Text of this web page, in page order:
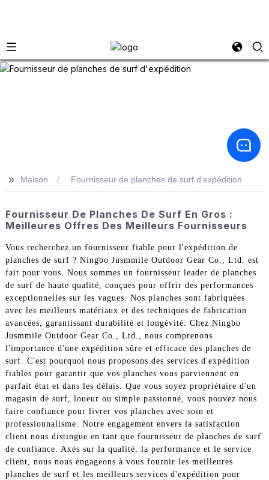
>> Maison Fournisseur de planches de surf d'expédition
Fournisseur De Planches De Surf En Gros :
Meilleures Offres Des Meilleurs Fournisseurs
Vous recherchez un fournisseur fiable pour l'expédition de
planches de surf ? Ningbo Jusmmile Outdoor Gear Co., Ltd. est
fait pour vous. Nous sommes un fournisseur leader de planches
de surf de haute qualité, conçues pour offrir des performances
exceptionnelles sur les vagues. Nos planches sont fabriquées
avec les meilleurs matériaux et des techniques de fabrication
avancées, garantissant durabilité et longévité. Chez Ningbo
Jusmmile Outdoor Gear Co., Ltd., nous comprenons
l'importance d'une expédition sûre et efficace des planches de
surf. C'est pourquoi nous proposons des services d'expédition
fiables pour garantir que vos planches vous parviennent en
parfait état et dans les délais. Que vous soyez propriétaire d'un
magasin de surf, loueur ou simple passionné, vous pouvez nous
faire confiance pour livrer vos planches avec soin et
professionnalisme. Notre engagement envers la satisfaction
client nous distingue en tant que fournisseur de planches de surf
de confiance. Axés sur la qualité, la performance et le service
client, nous nous engageons à vous fournir les meilleures
planches de surf et les meilleurs services d'expédition pour